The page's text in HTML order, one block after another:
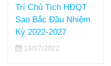
Trí Chủ Tịch HĐQT
Sao Bắc Đầu Nhiệm
Kỳ 2022-2027
18/07/2022